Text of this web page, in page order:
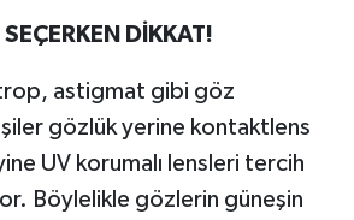
DİKKAT!
astigmat gibi göz
gözlük yerine kontaktlens
UV korumalı lensleri tercih
Böylelikle gözlerin güneşin